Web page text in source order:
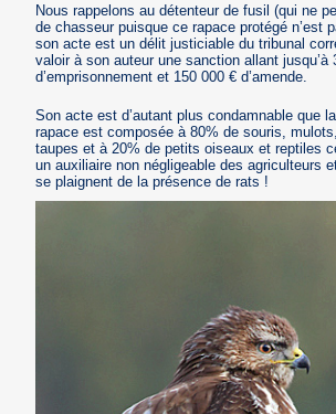
Nous rappelons au détenteur de fusil (qui ne
de chasseur puisque ce rapace protégé n’est
son acte est un délit justiciable du tribunal
valoir à son auteur une sanction allant jusqu’à
d’emprisonnement et 150 000 € d’amende.
Son acte est d’autant plus condamnable que
rapace est composée à 80% de souris,
taupes et à 20% de petits oiseaux et reptiles
un auxiliaire non négligeable des agriculteurs
se plaignent de la présence de rats !